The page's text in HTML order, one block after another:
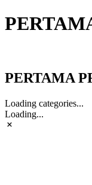
PERTAMA
Loading categories...
Loading...